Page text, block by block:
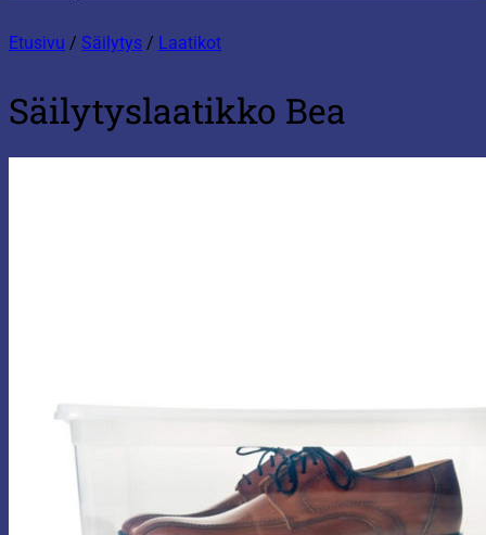
Etusivu / Säilytys / Laatikot
Säilytyslaatikko Bea